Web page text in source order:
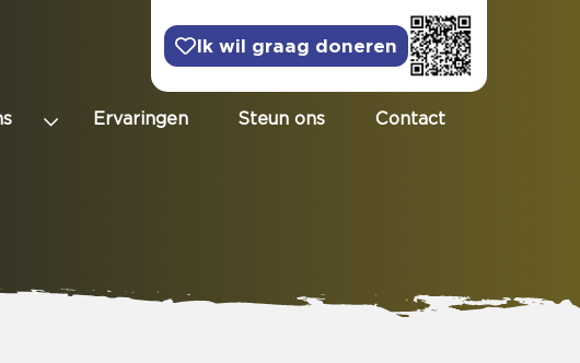
Ik wil graag doneren
Ervaringen Steun ons Contact